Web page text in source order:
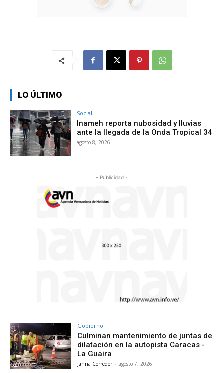
LO ÚLTIMO
Social
Inameh reporta nubosidad y lluvias
ante la llegada de la Onda Tropical 34
agosto 8, 2026
- Publicidad -
Gobierno
Culminan mantenimiento de juntas de
dilatación en la autopista Caracas -
La Guaira
Janna Corredor - agosto 7, 2026